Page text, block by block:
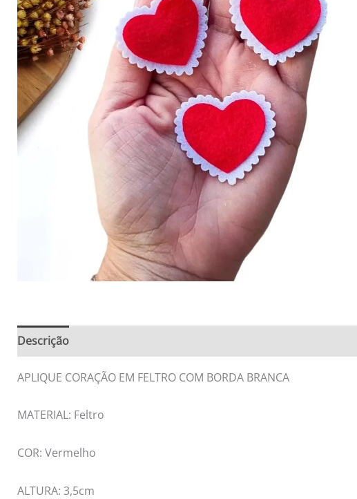
Descrição
APLIQUE CORAÇÃO EM FELTRO COM BORDA BRANCA
MATERIAL: Feltro
COR: Vermelho
ALTURA: 3,5cm